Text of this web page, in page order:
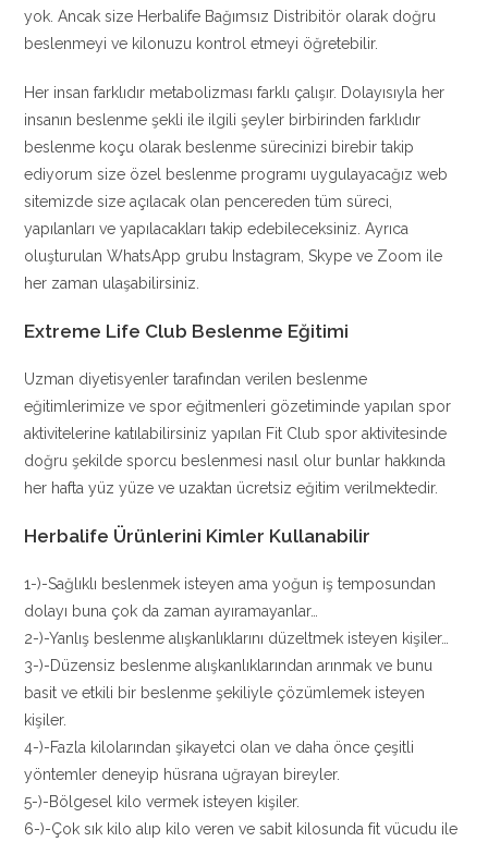
yok. Ancak size Herbalife Bağımsız Distribitör olarak doğru
beslenmeyi ve kilonuzu kontrol etmeyi öğretebilir.
Her insan farklıdır metabolizması farklı çalışır. Dolayısıyla her
insanın beslenme şekli ile ilgili şeyler birbirinden farklıdır
beslenme koçu olarak beslenme sürecinizi birebir takip
ediyorum size özel beslenme programı uygulayacağız web
sitemizde size açılacak olan pencereden tüm süreci,
yapılanları ve yapılacakları takip edebileceksiniz. Ayrıca
oluşturulan WhatsApp grubu Instagram, Skype ve Zoom ile
her zaman ulaşabilirsiniz.
Extreme Life Club Beslenme Eğitimi
Uzman diyetisyenler tarafından verilen beslenme
eğitimlerimize ve spor eğitmenleri gözetiminde yapılan spor
aktivitelerine katılabilirsiniz yapılan Fit Club spor aktivitesinde
doğru şekilde sporcu beslenmesi nasıl olur bunlar hakkında
her hafta yüz yüze ve uzaktan ücretsiz eğitim verilmektedir.
Herbalife Ürünlerini Kimler Kullanabilir
1-)-Sağlıklı beslenmek isteyen ama yoğun iş temposundan
dolayı buna çok da zaman ayıramayanlar…
2-)-Yanlış beslenme alışkanlıklarını düzeltmek isteyen kişiler…
3-)-Düzensiz beslenme alışkanlıklarından arınmak ve bunu
basit ve etkili bir beslenme şekiliyle çözümlemek isteyen
kişiler.
4-)-Fazla kilolarından şikayetci olan ve daha önce çeşitli
yöntemler deneyip hüsrana uğrayan bireyler.
5-)-Bölgesel kilo vermek isteyen kişiler.
6-)-Çok sık kilo alıp kilo veren ve sabit kilosunda fit vücudu ile